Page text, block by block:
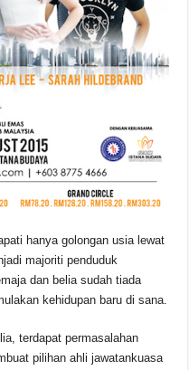
hanya golongan usia lewat
majoriti penduduk
dan belia sudah tiada
kehidupan baru di sana.
terdapat permasalahan
pilihan ahli jawatankuasa